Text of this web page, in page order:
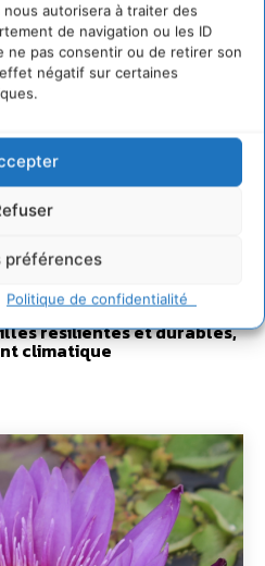
autorisera à traiter des
de navigation ou les ID
ne pas consentir ou de retirer son
négatif sur certaines
préférences
Politique de confidentialité
perdu sa mémoire
le territoire (2020-2026)
aux espèces vivantes
les freins au
comestibles dans nos
l’éco-lucidité transforme
résilientes et durables,
climatique